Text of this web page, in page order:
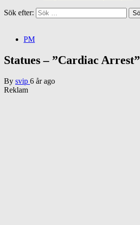
Sök efter:
PM
Statues – ”Cardiac Arrest”
By svip 6 år ago
Reklam